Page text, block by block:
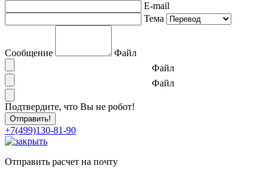
E-mail
Тема
Сообщение
Файл
Файл
Файл
Подтвердите, что Вы не робот!
+7(499)130-81-90
Отправить расчет на почту